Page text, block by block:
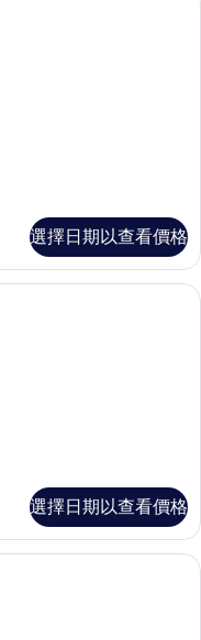
選擇日期以查看價格
、客房內保險箱、書桌、遮光
選擇日期以查看價格
、客房內保險箱、書桌、遮光